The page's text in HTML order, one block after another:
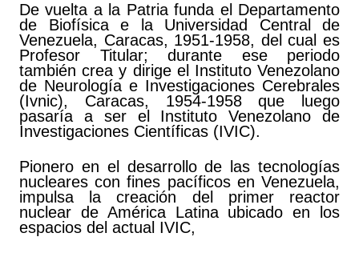
De vuelta a la Patria funda el Departamento
de Biofísica e la Universidad Central de
Venezuela, Caracas, 1951-1958, del cual es
Profesor Titular; durante ese periodo
también crea y dirige el Instituto Venezolano
de Neurología e Investigaciones Cerebrales
(Ivnic), Caracas, 1954-1958 que luego
pasaría a ser el Instituto Venezolano de
Investigaciones Científicas (IVIC).
Pionero en el desarrollo de las tecnologías
nucleares con fines pacíficos en Venezuela,
impulsa la creación del primer reactor
nuclear de América Latina ubicado en los
espacios del actual IVIC,